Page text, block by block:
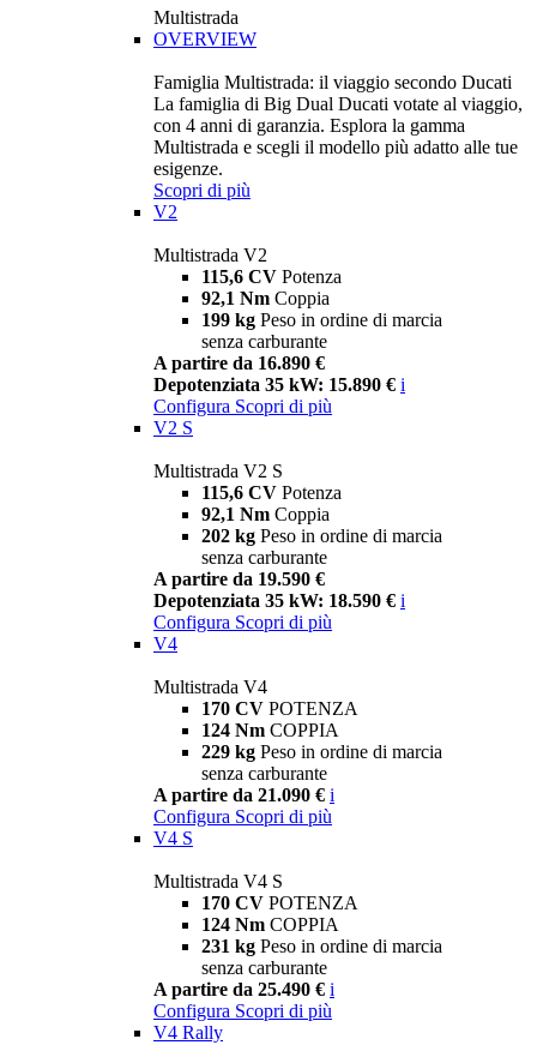
Multistrada
OVERVIEW
Famiglia Multistrada: il viaggio secondo Ducati
La famiglia di Big Dual Ducati votate al viaggio,
con 4 anni di garanzia. Esplora la gamma
Multistrada e scegli il modello più adatto alle tue
esigenze.
Scopri di più
V2
Multistrada V2
115,6 CV Potenza
92,1 Nm Coppia
199 kg Peso in ordine di marcia
senza carburante
A partire da 16.890 €
Depotenziata 35 kW: 15.890 € i
Configura Scopri di più
V2 S
Multistrada V2 S
115,6 CV Potenza
92,1 Nm Coppia
202 kg Peso in ordine di marcia
senza carburante
A partire da 19.590 €
Depotenziata 35 kW: 18.590 € i
Configura Scopri di più
V4
Multistrada V4
170 CV POTENZA
124 Nm COPPIA
229 kg Peso in ordine di marcia
senza carburante
A partire da 21.090 € i
Configura Scopri di più
V4 S
Multistrada V4 S
170 CV POTENZA
124 Nm COPPIA
231 kg Peso in ordine di marcia
senza carburante
A partire da 25.490 € i
Configura Scopri di più
V4 Rally